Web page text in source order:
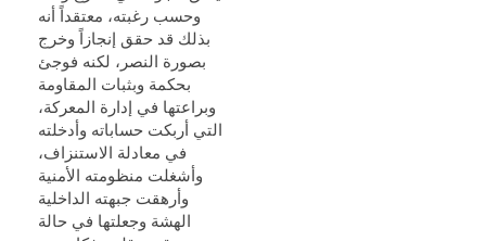
وحسب رغبته، معتقداً أنه
بذلك قد حقق إنجازاً وخرج
بصورة النصر، لكنه فوجئ
بحكمة وبثبات المقاومة
وبراعتها في إدارة المعركة،
التي أربكت حساباته وأدخلته
في معادلة الاستنزاف،
وأشغلت منظومته الأمنية
وأرهقت جبهته الداخلية
الهشة وجعلتها في حالة